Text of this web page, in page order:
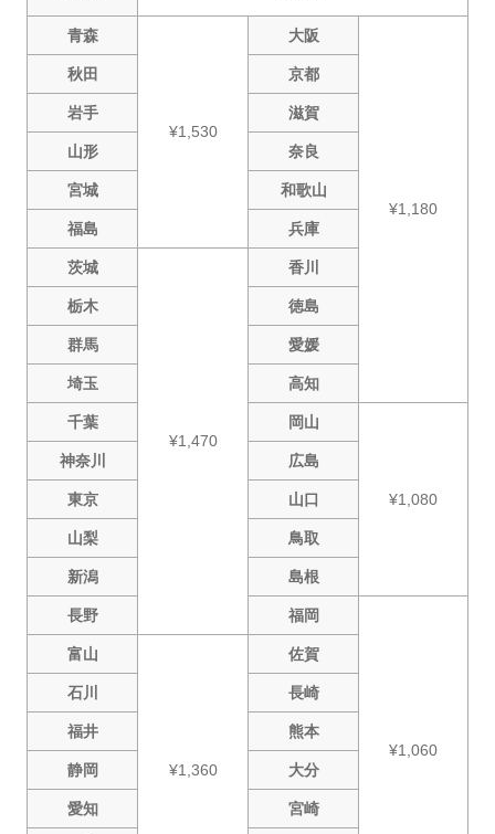
青森
¥1,530
大阪
¥1,180
秋田 京都
岩手 滋賀
山形 奈良
宮城 和歌山
福島 兵庫
茨城
¥1,470
香川
栃木 徳島
群馬 愛媛
埼玉 高知
千葉 岡山
¥1,080
神奈川 広島
東京 山口
山梨 鳥取
新潟 島根
長野 福岡
¥1,060
富山
¥1,360
佐賀
石川 長崎
福井 熊本
静岡 大分
愛知 宮崎